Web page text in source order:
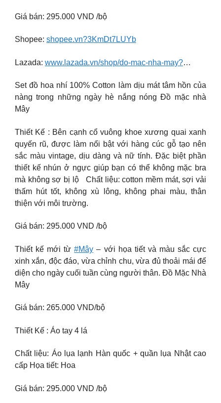
Giá bán: 295.000 VND /bộ
Shopee: shopee.vn?3KmDt7LUYb
Lazada: www.lazada.vn/shop/do-mac-nha-may?…
Set đồ hoa nhí 100% Cotton làm dịu mát tâm hồn của
nàng trong những ngày hè nắng nóng Đồ mặc nhà
Mây
Thiết Kế : Bên cạnh cổ vuông khoe xương quai xanh
quyến rũ, được làm nổi bật với hàng cúc gỗ tạo nên
sắc màu vintage, dịu dàng và nữ tính. Đặc biệt phần
thiết kế nhún ở ngực giúp bạn có thể không mặc bra
mà không sợ bị lộ Chất liệu: cotton mềm mát, sợi vải
thấm hút tốt, không xù lông, không phai màu, thân
thiện với môi trường.
Giá bán: 295.000 VND /bộ
Thiết kế mới từ#Mây – với họa tiết và màu sắc cực
xinh xắn, độc đáo, vừa chỉnh chu, vừa đủ thoải mái để
diện cho ngày cuối tuần cùng người thân. Đồ Mặc Nhà
Mây
Giá bán: 265.000 VND/bộ
Thiết Kế : Áo tay 4 lá
Chất liệu: Áo lụa lạnh Hàn quốc + quần lụa Nhật cao
cấp Họa tiết: Hoa
Giá bán: 295.000 VND /bộ